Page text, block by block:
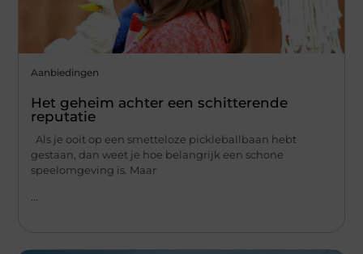
Aanbiedingen
Het geheim achter een schitterende
reputatie
Als je ooit op een smetteloze pickleballbaan hebt
gestaan, dan weet je hoe belangrijk een schone
speelomgeving is. Maar